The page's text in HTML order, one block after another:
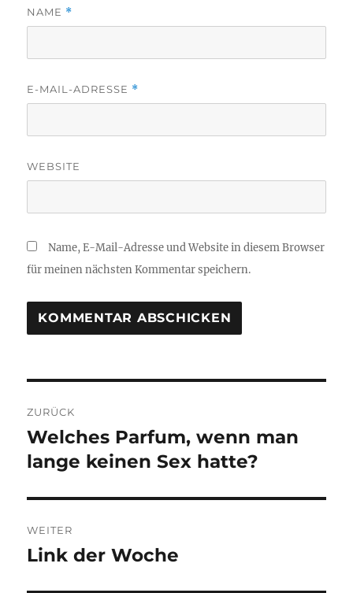
NAME *
E-MAIL-ADRESSE *
WEBSITE
Name, E-Mail-Adresse und Website in diesem Browser
für meinen nächsten Kommentar speichern.
ZURÜCK
Vorheriger
Beitrag:
Welches Parfum, wenn man
lange keinen Sex hatte?
WEITER
Nächster
Link der Woche